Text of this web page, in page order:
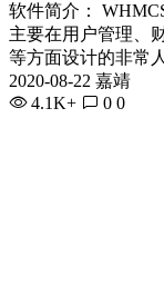
软件简介：
主要在用户管理、
等方面设计的非常
2020-08-22 嘉靖
4.1K+
0 0